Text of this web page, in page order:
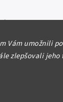
Vám umožnili
zlepšovali
Kč | 2008 | Vstup